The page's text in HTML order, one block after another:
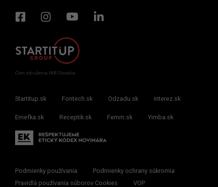
Člen združenia IAB Slovakia
Startitup.sk Fontech.sk Odzadu.sk interez.sk
Emefka.sk Receptik.sk Femm.sk Yimba.sk
Podmienky používania
Podmienky ochrany súkromia
Pravidlá používania súborov Cookies
VOP